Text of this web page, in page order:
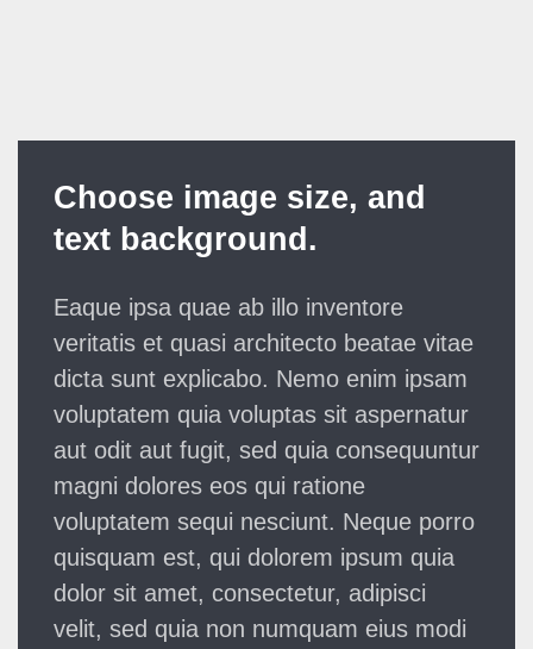
Choose image size, and
text background.
Eaque ipsa quae ab illo inventore
veritatis et quasi architecto beatae vitae
dicta sunt explicabo. Nemo enim ipsam
voluptatem quia voluptas sit aspernatur
aut odit aut fugit, sed quia consequuntur
magni dolores eos qui ratione
voluptatem sequi nesciunt. Neque porro
quisquam est, qui dolorem ipsum quia
dolor sit amet, consectetur, adipisci
velit, sed quia non numquam eius modi